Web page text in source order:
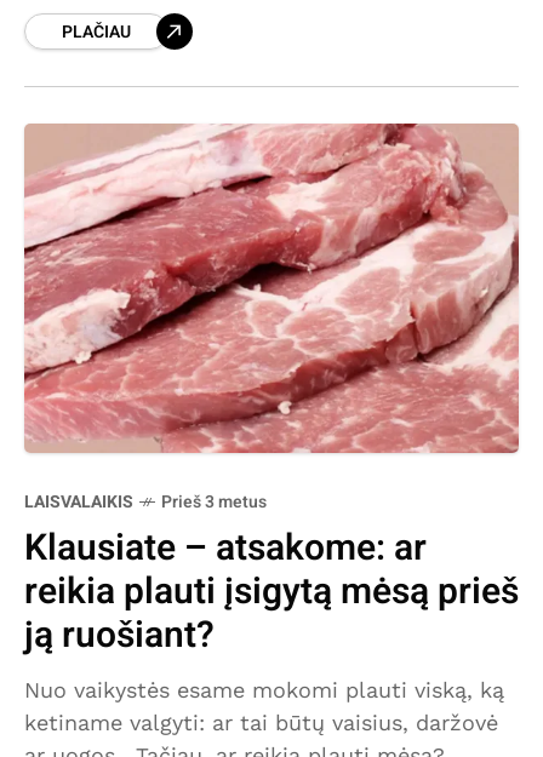
šaulių. Skirtingų profesijų, įvairių pomėgių,
PLAČIAU
LAISVALAIKIS Prieš 3 metus
Klausiate – atsakome: ar
reikia plauti įsigytą mėsą prieš
ją ruošiant?
Nuo vaikystės esame mokomi plauti viską, ką
ketiname valgyti: ar tai būtų vaisius, daržovė